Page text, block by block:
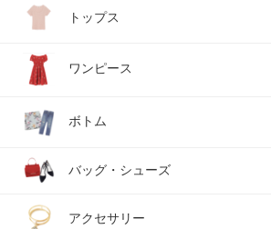
トップス
ワンピース
ボトム
バッグ・シューズ
アクセサリー